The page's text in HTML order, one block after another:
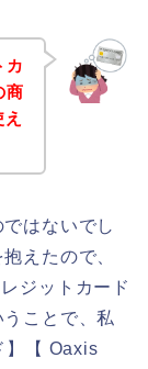
カ
商
はないでし
えたので、
ジットカード
ことで、私
】【 Oaxis